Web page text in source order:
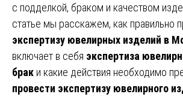
с подделкой, браком и качеством
статье мы расскажем, как правильно
экспертизу ювелирных изделий в
включает в себя экспертиза
брак и какие действия необходимо
провести экспертизу ювелирного